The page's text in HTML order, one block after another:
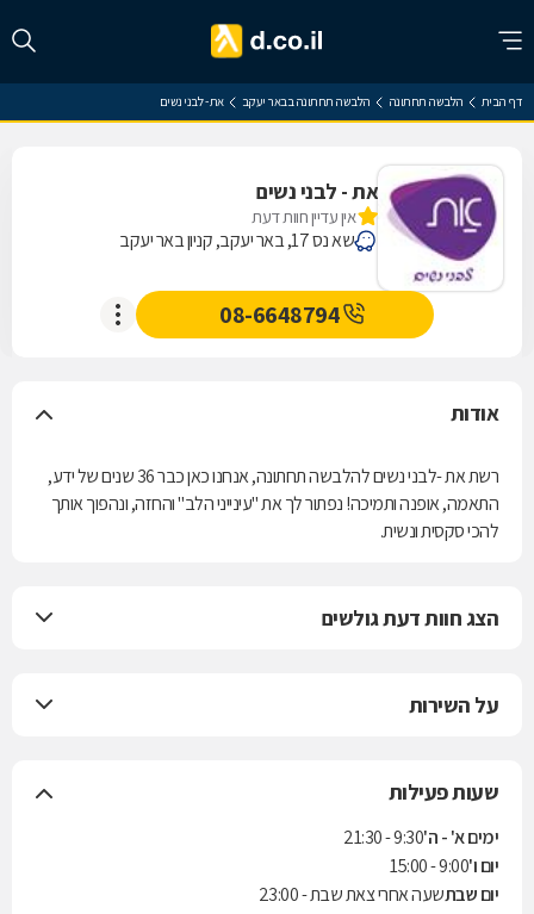
דף הבית הלבשה תחתונה הלבשה תחתונה בבאר יעקב את - לבני נשים
את - לבני נשים
אין עדיין חוות דעת
שא נס 17, באר יעקב, קניון באר יעקב
08-6648794
אודות
רשת את -לבני נשים להלבשה תחתונה, אנחנו כאן כבר 36 שנים של ידע,
התאמה, אופנה ותמיכה! נפתור לך את "עינייני הלב" והחזה, ונהפוך אותך
להכי סקסית ונשית.
הצג חוות דעת גולשים
על השירות
שעות פעילות
ימים א' - ה'9:30 - 21:30
יום ו'9:00 - 15:00
יום שבתשעה אחרי צאת שבת - 23:00